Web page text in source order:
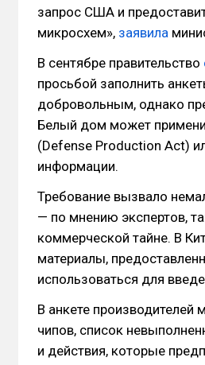
запрос США и
микросхем», заявила
В сентябре правительство
просьбой заполнить
добровольным, однако
Белый дом может
(Defense Production Act)
информации.
Требование вызвало
— по мнению экспертов,
коммерческой тайне. В
материалы,
использоваться для
В анкете производителей
чипов, список
и действия, которые